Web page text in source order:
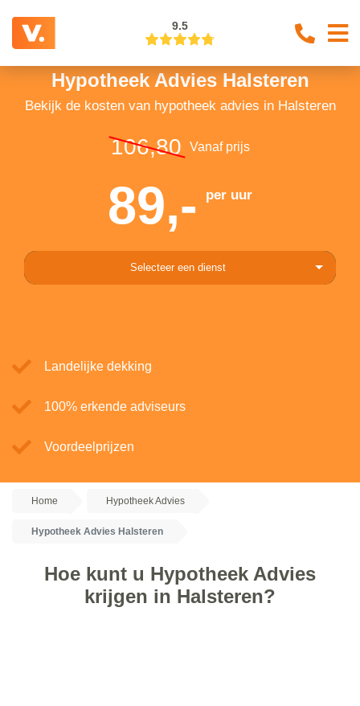
9.5
Hypotheek Advies Halsteren
Bekijk de kosten van hypotheek advies in Halsteren
106,80 Vanaf prijs
89,- per uur
Selecteer een dienst
Landelijke dekking
100% erkende adviseurs
Voordeelprijzen
Home Hypotheek Advies
Hypotheek Advies Halsteren
Hoe kunt u Hypotheek Advies
krijgen in Halsteren?